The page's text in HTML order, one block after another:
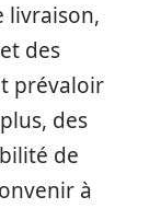
livraison,
des
prévaloir
des
de
à